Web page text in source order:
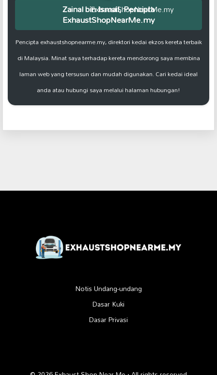
Zainal bin Ismail, Pencipta
ExhaustShopNearMe.my
Pencipta exhaustshopnearme.my, direktori kedai ekzos kereta terbaik
di Malaysia. Minat saya terhadap kereta mendorong saya membina
laman web yang tersusun dan mudah digunakan. Cari kedai ideal
anda atau hubungi saya melalui halaman hubungan!
Notis Undang-undang
Dasar Kuki
Dasar Privasi